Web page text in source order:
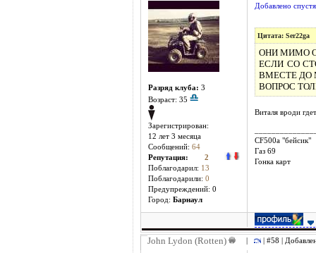
Разряд клуба: 3
Возраст: 35
Зарегистрирован:
12 лет 3 месяцa
Сообщений: 64
Репутация: 2
Поблагодарил: 13
Поблагодарили: 0
Предупреждений: 0
Город: Барнаул
Добавлено
Цитата: Ser22ga
ОНИ МИМО
ЕСЛИ СО
ВМЕСТЕ ДО
ВОПРОС
Виталя вроди
СF500a "бейсик"
Газ 69
Гонка карт
John Lydon (Rotten) | #58 |